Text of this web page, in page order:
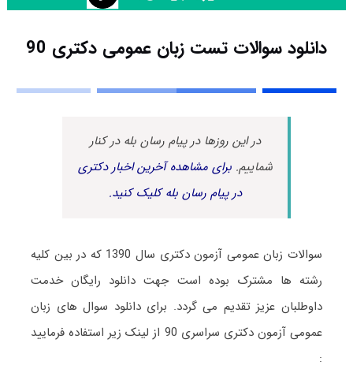
دانلود سوالات تست زبان عمومی دکتری 90
در این روزها در پیام رسان بله در کنار
شماییم.برای مشاهده آخرین اخبار دکتری
در پیام رسان بله کلیک کنید.
سوالات زبان عمومی آزمون دکتری سال 1390 که در بین کلیه
رشته ها مشترک بوده است جهت دانلود رایگان خدمت
داوطلبان عزیز تقدیم می گردد. برای دانلود سوال های زبان
عمومی آزمون دکتری سراسری 90 از لینک زیر استفاده فرمایید
: